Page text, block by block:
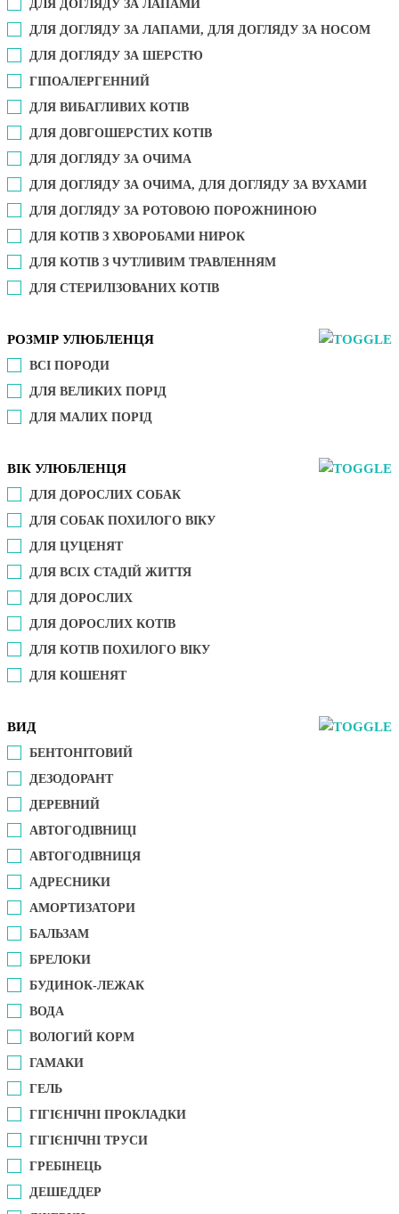
ДЛЯ ДОГЛЯДУ ЗА ЛАПАМИ
ДЛЯ ДОГЛЯДУ ЗА ЛАПАМИ, ДЛЯ ДОГЛЯДУ ЗА НОСОМ
ДЛЯ ДОГЛЯДУ ЗА ШЕРСТЮ
ГІПОАЛЕРГЕННИЙ
ДЛЯ ВИБАГЛИВИХ КОТІВ
ДЛЯ ДОВГОШЕРСТИХ КОТІВ
ДЛЯ ДОГЛЯДУ ЗА ОЧИМА
ДЛЯ ДОГЛЯДУ ЗА ОЧИМА, ДЛЯ ДОГЛЯДУ ЗА ВУХАМИ
ДЛЯ ДОГЛЯДУ ЗА РОТОВОЮ ПОРОЖНИНОЮ
ДЛЯ КОТІВ З ХВОРОБАМИ НИРОК
ДЛЯ КОТІВ З ЧУТЛИВИМ ТРАВЛЕННЯМ
ДЛЯ СТЕРИЛІЗОВАНИХ КОТІВ
РОЗМІР УЛЮБЛЕНЦЯ
ВСІ ПОРОДИ
ДЛЯ ВЕЛИКИХ ПОРІД
ДЛЯ МАЛИХ ПОРІД
ВІК УЛЮБЛЕНЦЯ
ДЛЯ ДОРОСЛИХ СОБАК
ДЛЯ СОБАК ПОХИЛОГО ВІКУ
ДЛЯ ЦУЦЕНЯТ
ДЛЯ ВСІХ СТАДІЙ ЖИТТЯ
ДЛЯ ДОРОСЛИХ
ДЛЯ ДОРОСЛИХ КОТІВ
ДЛЯ КОТІВ ПОХИЛОГО ВІКУ
ДЛЯ КОШЕНЯТ
ВИД
БЕНТОНІТОВИЙ
ДЕЗОДОРАНТ
ДЕРЕВНИЙ
АВТОГОДІВНИЦІ
АВТОГОДІВНИЦЯ
АДРЕСНИКИ
АМОРТИЗАТОРИ
БАЛЬЗАМ
БРЕЛОКИ
БУДИНОК-ЛЕЖАК
ВОДА
ВОЛОГИЙ КОРМ
ГАМАКИ
ГЕЛЬ
ГІГІЄНІЧНІ ПРОКЛАДКИ
ГІГІЄНІЧНІ ТРУСИ
ГРЕБІНЕЦЬ
ДЕШЕДДЕР